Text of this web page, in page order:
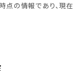
の情報であり、現